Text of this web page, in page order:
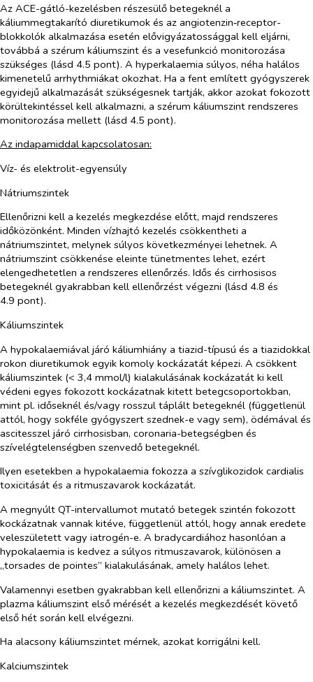
Az ACE-gátló-kezelésben részesülő betegeknél a
káliummegtakarító diuretikumok és az angiotenzin‑receptor-
blokkolók alkalmazása esetén elővigyázatossággal kell eljárni,
továbbá a szérum káliumszint és a vesefunkció monitorozása
szükséges (lásd 4.5 pont). A hyperkalaemia súlyos, néha halálos
kimenetelű arrhythmiákat okozhat. Ha a fent említett gyógyszerek
egyidejű alkalmazását szükségesnek tartják, akkor azokat fokozott
körültekintéssel kell alkalmazni, a szérum káliumszint rendszeres
monitorozása mellett (lásd 4.5 pont).
Az indapamiddal kapcsolatosan:
Víz- és elektrolit-egyensúly
Nátriumszintek
Ellenőrizni kell a kezelés megkezdése előtt, majd rendszeres
időközönként. Minden vízhajtó kezelés csökkentheti a
nátriumszintet, melynek súlyos következményei lehetnek. A
nátriumszint csökkenése eleinte tünetmentes lehet, ezért
elengedhetetlen a rendszeres ellenőrzés. Idős és cirrhosisos
betegeknél gyakrabban kell ellenőrzést végezni (lásd 4.8 és
4.9 pont).
Káliumszintek
A hypokalaemiával járó káliumhiány a tiazid-típusú és a tiazidokkal
rokon diuretikumok egyik komoly kockázatát képezi. A csökkent
káliumszintek (< 3,4 mmol/l) kialakulásának kockázatát ki kell
védeni egyes fokozott kockázatnak kitett betegcsoportokban,
mint pl. időseknél és/vagy rosszul táplált betegeknél (függetlenül
attól, hogy sokféle gyógyszert szednek-e vagy sem), ödémával és
ascitesszel járó cirrhosisban, coronaria-betegségben és
szívelégtelenségben szenvedő betegeknél.
Ilyen esetekben a hypokalaemia fokozza a szívglikozidok cardialis
toxicitását és a ritmuszavarok kockázatát.
A megnyúlt QT-intervallumot mutató betegek szintén fokozott
kockázatnak vannak kitéve, függetlenül attól, hogy annak eredete
veleszületett vagy iatrogén-e. A bradycardiához hasonlóan a
hypokalaemia is kedvez a súlyos ritmuszavarok, különösen a
„torsades de pointes” kialakulásának, amely halálos lehet.
Valamennyi esetben gyakrabban kell ellenőrizni a káliumszintet. A
plazma káliumszint első mérését a kezelés megkezdését követő
első hét során kell elvégezni.
Ha alacsony káliumszintet mérnek, azokat korrigálni kell.
Kalciumszintek